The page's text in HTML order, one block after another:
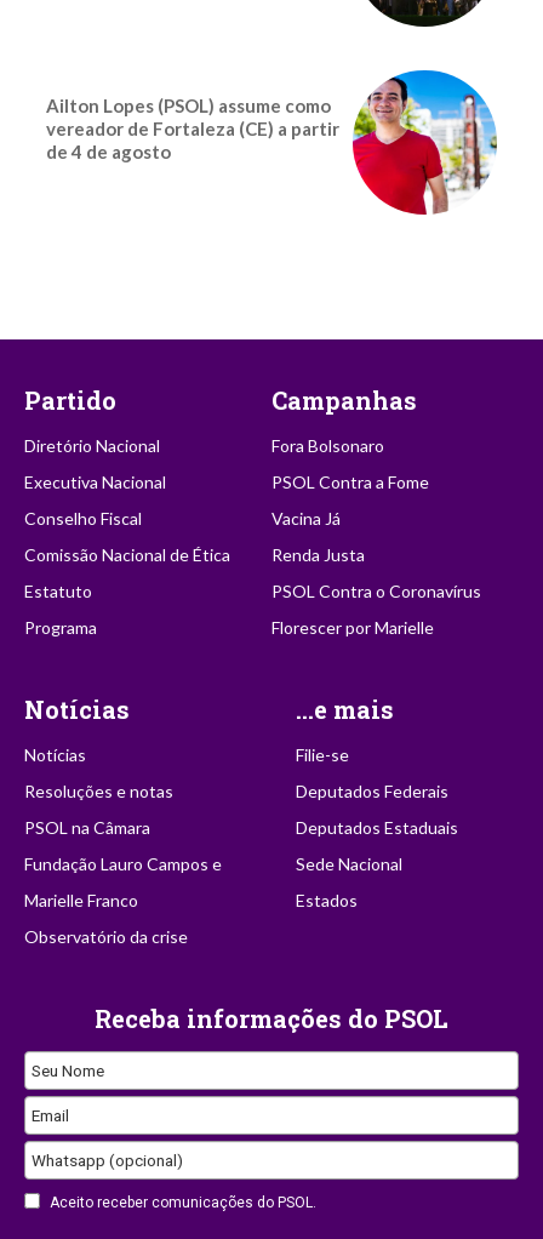
Ailton Lopes (PSOL) assume como
vereador de Fortaleza (CE) a partir
de 4 de agosto
Partido
Diretório Nacional
Executiva Nacional
Conselho Fiscal
Comissão Nacional de Ética
Estatuto
Programa
Campanhas
Fora Bolsonaro
PSOL Contra a Fome
Vacina Já
Renda Justa
PSOL Contra o Coronavírus
Florescer por Marielle
Notícias
Notícias
Resoluções e notas
PSOL na Câmara
Fundação Lauro Campos e
Marielle Franco
Observatório da crise
...e mais
Filie-se
Deputados Federais
Deputados Estaduais
Sede Nacional
Estados
Receba informações do PSOL
Seu Nome
Business
Email
Email
Whatsapp (opcional)
Aceito receber comunicações do PSOL.